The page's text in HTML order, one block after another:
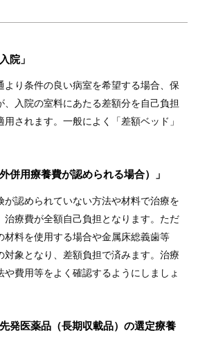
院」
より条件の良い病室を希望する場合、保
、入院の室料にあたる差額分を自己負担
されます。一般によく「差額ベッド」
併用療養費が認められる場合）」
が認められていない方法や材料で治療を
治療費が全額自己負担となります。ただ
材料を使用する場合や金属床総義歯等
対象となり、差額負担で済みます。治療
や費用等をよく確認するようにしましょ
発医薬品（長期収載品）の選定療養